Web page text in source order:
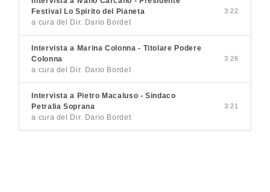
Festival Lo Spirito del Pianeta
a cura del Dir. Dario Bordet
3:22
Intervista a Marina Colonna - Titolare Podere
Colonna
a cura del Dir. Dario Bordet
3:26
Intervista a Pietro Macaluso - Sindaco
Petralia Soprana
a cura del Dir. Dario Bordet
3:21